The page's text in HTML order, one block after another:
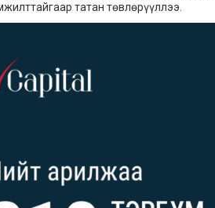
татан төвлөрүүллээ.